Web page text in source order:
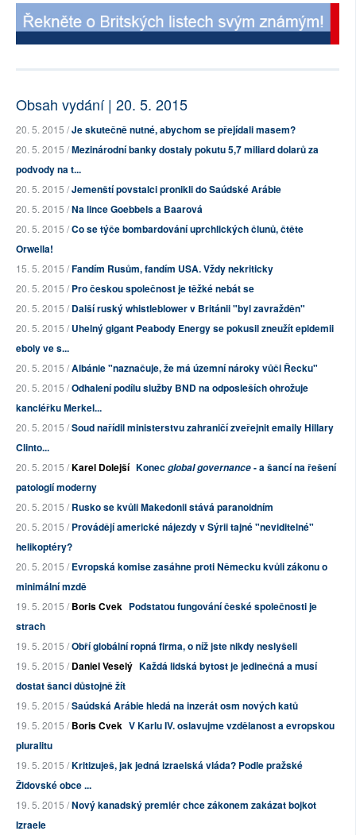
Obsah vydání | 20. 5. 2015
20. 5. 2015 /Je skutečně nutné, abychom se přejídali masem?
20. 5. 2015 /Mezinárodní banky dostaly pokutu 5,7 miliard dolarů za
podvody na t...
20. 5. 2015 /Jemenští povstalci pronikli do Saúdské Arábie
20. 5. 2015 /Na lince Goebbels a Baarová
20. 5. 2015 /Co se týče bombardování uprchlických člunů, čtěte
Orwella!
15. 5. 2015 /Fandím Rusům, fandím USA. Vždy nekriticky
20. 5. 2015 /Pro českou společnost je těžké nebát se
20. 5. 2015 /Další ruský whistleblower v Británii "byl zavražděn"
20. 5. 2015 /Uhelný gigant Peabody Energy se pokusil zneužít epidemii
eboly ve s...
20. 5. 2015 /Albánie "naznačuje, že má územní nároky vůči Řecku"
20. 5. 2015 /Odhalení podílu služby BND na odposleších ohrožuje
kancléřku Merkel...
20. 5. 2015 /Soud nařídil ministerstvu zahraničí zveřejnit emaily Hillary
Clinto...
20. 5. 2015 /Karel Dolejší Konecglobal governance- a šancí na řešení
patologií moderny
20. 5. 2015 /Rusko se kvůli Makedonii stává paranoidním
20. 5. 2015 /Provádějí americké nájezdy v Sýrii tajné "neviditelné"
helikoptéry?
20. 5. 2015 /Evropská komise zasáhne proti Německu kvůli zákonu o
minimální mzdě
19. 5. 2015 /Boris Cvek Podstatou fungování české společnosti je
strach
19. 5. 2015 /Obří globální ropná firma, o níž jste nikdy neslyšeli
19. 5. 2015 /Daniel Veselý Každá lidská bytost je jedinečná a musí
dostat šanci důstojně žít
19. 5. 2015 /Saúdská Arábie hledá na inzerát osm nových katů
19. 5. 2015 /Boris Cvek V Karlu IV. oslavujme vzdělanost a evropskou
pluralitu
19. 5. 2015 /Kritizuješ, jak jedná izraelská vláda? Podle pražské
Židovské obce ...
19. 5. 2015 /Nový kanadský premiér chce zákonem zakázat bojkot
Izraele